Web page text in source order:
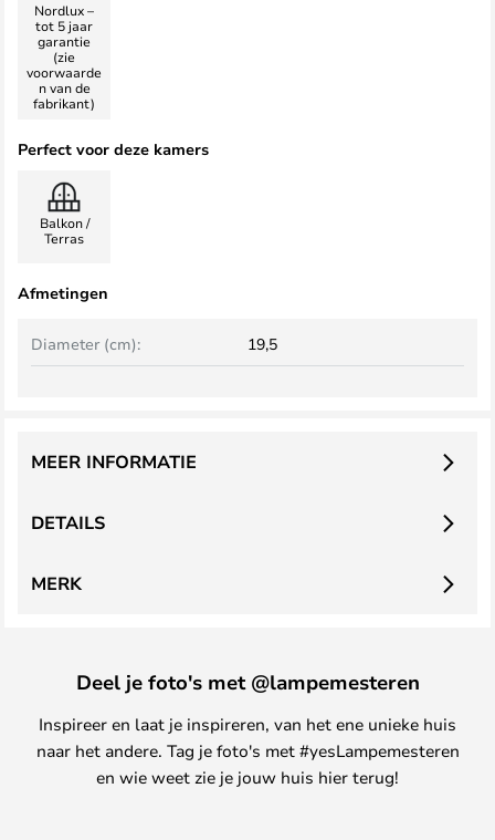
Nordlux –
tot 5 jaar
garantie
(zie
voorwaarde
n van de
fabrikant)
Perfect voor deze kamers
Balkon /
Terras
Afmetingen
Diameter (cm): 19,5
DETAILS
MEER INFORMATIE
MERK
Deel je foto's met @lampemesteren
Inspireer en laat je inspireren, van het ene unieke huis
naar het andere. Tag je foto's met #yesLampemesteren
en wie weet zie je jouw huis hier terug!